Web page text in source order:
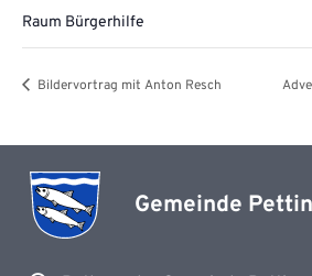
Raum Bürgerhilfe
Bildervortrag mit Anton Resch
Gemeinde